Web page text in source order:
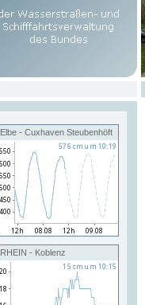
Elbe - Cuxhaven Steubenhöft
RHEIN - Koblenz